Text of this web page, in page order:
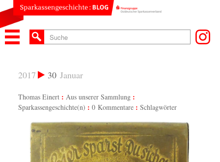
30 Januar
2017
Thomas Einert
Aus unserer Sammlung
Sparkassengeschichte(n)
0 Kommentare Schlagwörter